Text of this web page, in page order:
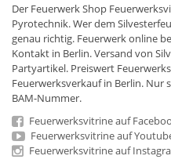
Der Feuerwerk Shop
Pyrotechnik. Wer dem
genau richtig. Feuerwerk online
Kontakt in Berlin. Versand von
Partyartikel. Preiswert
Feuerwerksverkauf in Berlin. Nur
BAM-Nummer.
Feuerwerksvitrine auf
Feuerwerksvitrine auf
Feuerwerksvitrine auf